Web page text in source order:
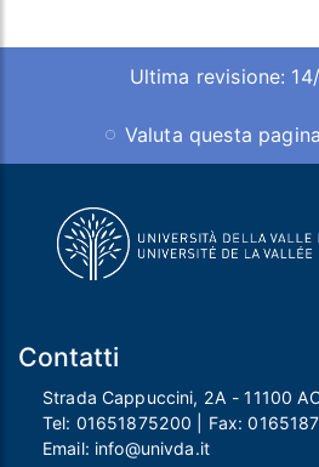
Ultima revisione:
Valuta questa pagina
Contatti
Strada Cappuccini, 2A - 11100
Tel: 01651875200 | Fax:
Email: info@univda.it